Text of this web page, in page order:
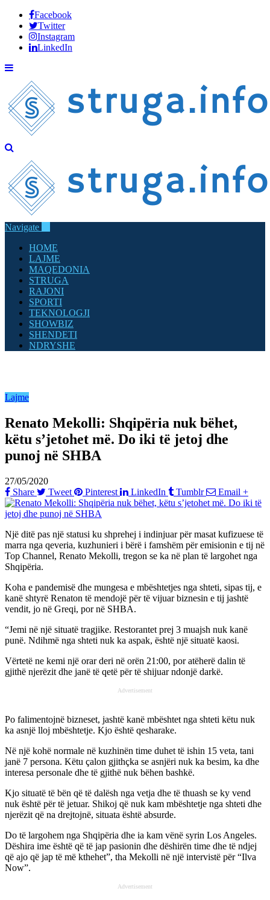
Facebook
Twitter
Instagram
LinkedIn
Navigate
HOME
LAJME
MAQEDONIA
STRUGA
RAJONI
SPORTI
TEKNOLOGJI
SHOWBIZ
SHENDETI
NDRYSHE
Lajme
Renato Mekolli: Shqipëria nuk bëhet,
këtu s’jetohet më. Do iki të jetoj dhe
punoj në SHBA
27/05/2020
Share
Tweet Pinterest LinkedIn Tumblr Email +
Një ditë pas një statusi ku shprehej i indinjuar për masat kufizuese të
marra nga qeveria, kuzhunieri i bërë i famshëm për emisionin e tij në
Top Channel, Renato Mekolli, tregon se ka në plan të largohet nga
Shqipëria.
Koha e pandemisë dhe mungesa e mbështetjes nga shteti, sipas tij, e
kanë shtyrë Renaton të mendojë për të vijuar biznesin e tij jashtë
vendit, jo në Greqi, por në SHBA.
“Jemi në një situatë tragjike. Restorantet prej 3 muajsh nuk kanë
punë. Ndihmë nga shteti nuk ka aspak, është një situatë kaosi.
Vërtetë ne kemi një orar deri në orën 21:00, por atëherë dalin të
gjithë njerëzit dhe janë të qetë për të shijuar ndonjë darkë.
Advertisement
Po falimentojnë bizneset, jashtë kanë mbështet nga shteti këtu nuk
ka asnjë lloj mbështetje. Kjo është qesharake.
Në një kohë normale në kuzhinën time duhet të ishin 15 veta, tani
janë 7 persona. Këtu çalon gjithçka se asnjëri nuk ka besim, ka dhe
interesa personale dhe të gjithë nuk bëhen bashkë.
Kjo situatë të bën që të dalësh nga vetja dhe të thuash se ky vend
nuk është për të jetuar. Shikoj që nuk kam mbështetje nga shteti dhe
njerëzit që na drejtojnë, situata është absurde.
Do të largohem nga Shqipëria dhe ia kam vënë syrin Los Angeles.
Dëshira ime është që të jap pasionin dhe dëshirën time dhe të ndjej
që ajo që jap të më kthehet”, tha Mekolli në një intervistë për “Ilva
Now”.
Advertisement